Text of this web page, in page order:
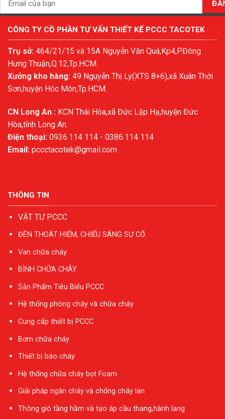
CÔNG TY CỒ PHẦN TƯ VẤN THIẾT KẾ PCCC TACOTEK
Trụ sở: 464/21/15 và 15A Nguyễn Văn Quá,Kp4,P.Đông
Hưng Thuận,Q.12,Tp.HCM.
Xưởng kho hàng: 49 Nguyễn Thị Ly(XTS 8+6),xã Xuân Thới
Sơn,huyện Hóc Môn,Tp.HCM.
CN Long An : KCN Thái Hòa,xã Đức Lập Hạ,huyện Đức
Hòa,tỉnh Long An.
Điện thoại: 0936.114 114 - 0386.114 114
Email: pccctacotek@gmail.com
THÔNG TIN
VẬT TƯ PCCC
ĐÈN THOÁT HIỂM, CHIẾU SÁNG SỰ CỐ
Van chữa cháy
BÌNH CHỮA CHÁY
Sản Phẩm Tiêu Biểu PCCC
Hệ thống phòng cháy và chữa cháy
Cung cấp thiết bị PCCC
Bơm chữa cháy
Thiết bị báo cháy
Hệ thống chữa cháy bọt Foam
Giải pháp ngăn cháy và chống cháy lan
Thông gió tầng hầm và tạo áp cầu thang,hành lang